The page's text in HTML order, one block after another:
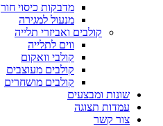
מדבקות כיסוי חור
מנעול למגירה
קולבים ואביזרי תלייה
ווים לתלייה
קולבי וואקום
קולבים מעוצבים
קולבים מושחרים
שונות ומבצעים
עמדות תצוגה
צור קשר